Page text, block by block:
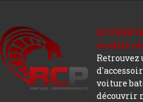
RC
modèle
Retrouvez
voiture
découvrir